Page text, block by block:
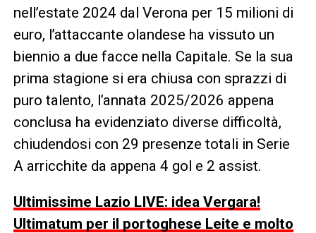
nell’estate 2024 dal Verona per 15 milioni di
euro, l’attaccante olandese ha vissuto un
biennio a due facce nella Capitale. Se la sua
prima stagione si era chiusa con sprazzi di
puro talento, l’annata 2025/2026 appena
conclusa ha evidenziato diverse difficoltà,
chiudendosi con 29 presenze totali in Serie
A arricchite da appena 4 gol e 2 assist.
Ultimissime Lazio LIVE: idea Vergara!
Ultimatum per il portoghese Leite e molto